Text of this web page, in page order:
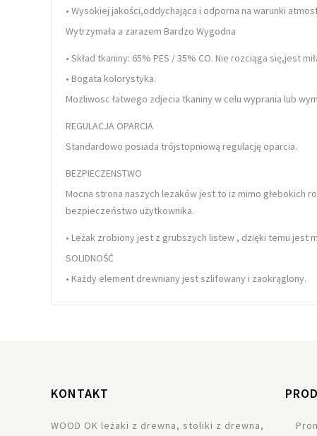
• Wysokiej jakości,oddychająca i odporna na warunki
Wytrzymała a zarazem Bardzo Wygodna
• Skład tkaniny: 65% PES / 35% CO. Nie rozciąga się,jest
• Bogata kolorystyka.
Mozliwosc łatwego zdjecia tkaniny w celu wyprania lub
REGULACJA OPARCIA
Standardowo posiada trójstopniową regulację oparcia.
BEZPIECZENSTWO
Mocna strona naszych lezaków jest to iz mimo głebokich
bezpieczeństwo użytkownika.
• Leżak zrobiony jest z grubszych listew , dzięki temu jest
SOLIDNOŚĆ
• Każdy element drewniany jestszlifowany i zaokrąglony.
KONTAKT
WOOD OK leżaki z drewna, stoliki z drewna,